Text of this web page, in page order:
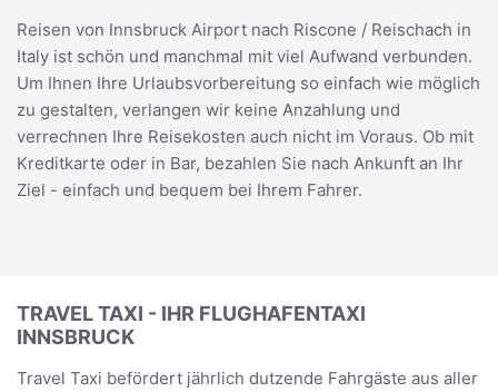
Reisen von Innsbruck Airport nach Riscone / Reischach in
Italy ist schön und manchmal mit viel Aufwand verbunden.
Um Ihnen Ihre Urlaubsvorbereitung so einfach wie möglich
zu gestalten, verlangen wir keine Anzahlung und
verrechnen Ihre Reisekosten auch nicht im Voraus. Ob mit
Kreditkarte oder in Bar, bezahlen Sie nach Ankunft an Ihr
Ziel - einfach und bequem bei Ihrem Fahrer.
TRAVEL TAXI - IHR FLUGHAFENTAXI
INNSBRUCK
Travel Taxi befördert jährlich dutzende Fahrgäste aus aller